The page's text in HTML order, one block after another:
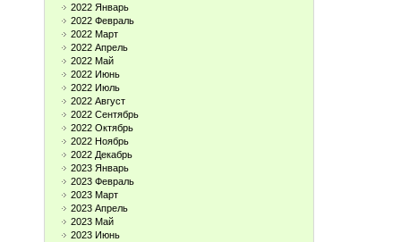
2022 Январь
2022 Февраль
2022 Март
2022 Апрель
2022 Май
2022 Июнь
2022 Июль
2022 Август
2022 Сентябрь
2022 Октябрь
2022 Ноябрь
2022 Декабрь
2023 Январь
2023 Февраль
2023 Март
2023 Апрель
2023 Май
2023 Июнь